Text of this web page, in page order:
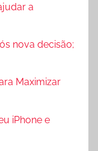
a
nova decisão;
Maximizar
iPhone e